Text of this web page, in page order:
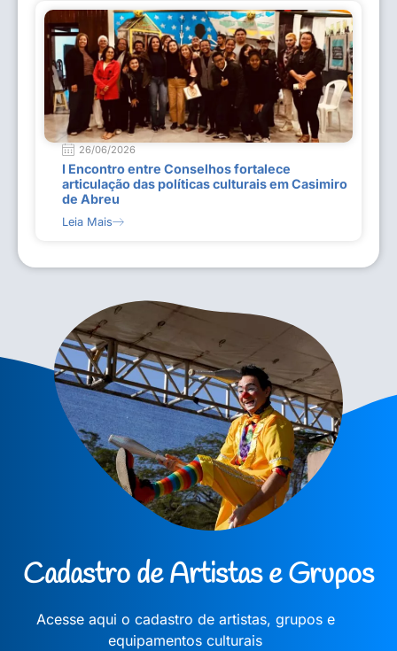
26/06/2026
I Encontro entre Conselhos fortalece
articulação das políticas culturais em Casimiro
de Abreu
Leia Mais
Cadastro de Artistas e Grupos
Acesse aqui o cadastro de artistas, grupos e
equipamentos culturais